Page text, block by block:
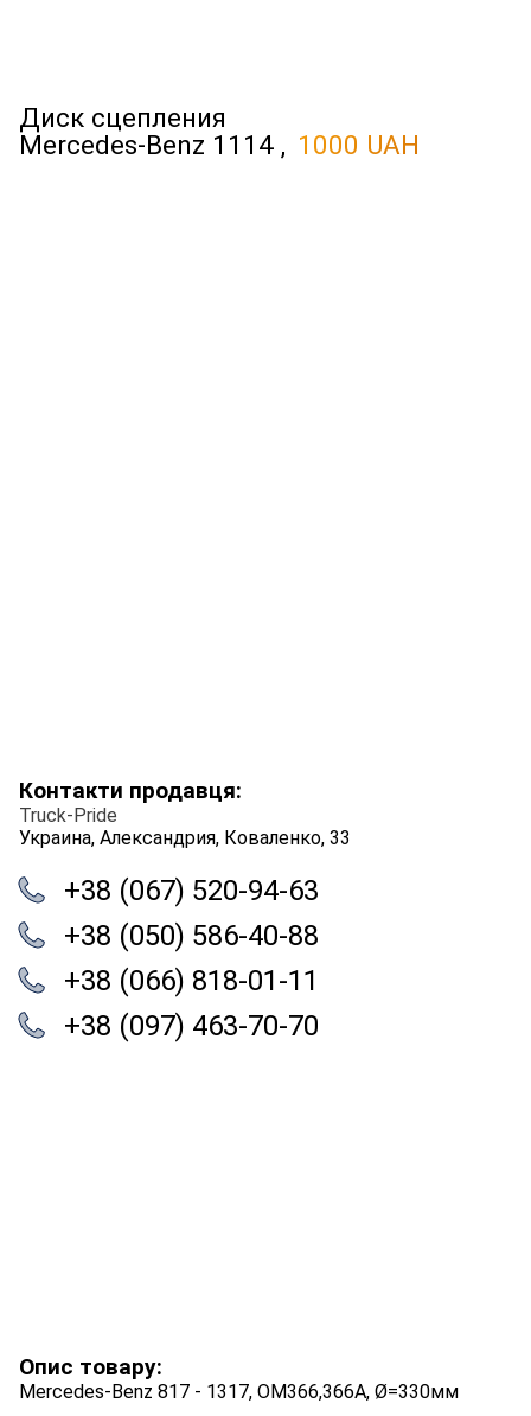
Диск сцепления
Mercedes-Benz 1114 , 1000 UAH
Контакти продавця:
Truck-Pride
Украина, Александрия, Коваленко, 33
+38 (067) 520-94-63
+38 (050) 586-40-88
+38 (066) 818-01-11
+38 (097) 463-70-70
Опис товару:
Mercedes-Benz 817 - 1317, OM366,366A, Ø=330мм